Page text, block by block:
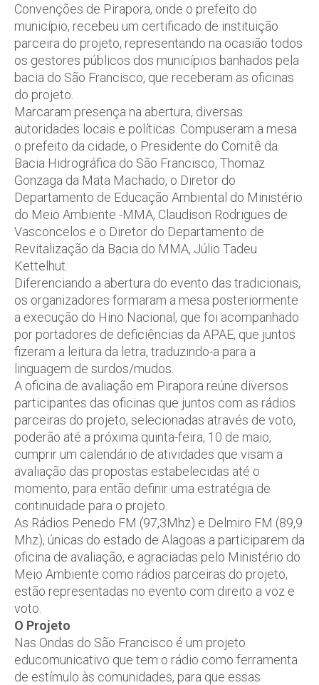
Convenções de Pirapora, onde o prefeito do
município, recebeu um certificado de instituição
parceira do projeto, representando na ocasião todos
os gestores públicos dos municípios banhados pela
bacia do São Francisco, que receberam as oficinas
do projeto.
Marcaram presença na abertura, diversas
autoridades locais e políticas. Compuseram a mesa
o prefeito da cidade, o Presidente do Comitê da
Bacia Hidrográfica do São Francisco, Thomaz
Gonzaga da Mata Machado, o Diretor do
Departamento de Educação Ambiental do Ministério
do Meio Ambiente -MMA, Claudison Rodrigues de
Vasconcelos e o Diretor do Departamento de
Revitalização da Bacia do MMA, Júlio Tadeu
Kettelhut.
Diferenciando a abertura do evento das tradicionais,
os organizadores formaram a mesa posteriormente
a execução do Hino Nacional, que foi acompanhado
por portadores de deficiências da APAE, que juntos
fizeram a leitura da letra, traduzindo-a para a
linguagem de surdos/mudos.
A oficina de avaliação em Pirapora reúne diversos
participantes das oficinas que juntos com as rádios
parceiras do projeto, selecionadas através de voto,
poderão até a próxima quinta-feira, 10 de maio,
cumprir um calendário de atividades que visam a
avaliação das propostas estabelecidas até o
momento, para então definir uma estratégia de
continuidade para o projeto.
As Rádios Penedo FM (97,3Mhz) e Delmiro FM (89,9
Mhz), únicas do estado de Alagoas a participarem da
oficina de avaliação, e agraciadas pelo Ministério do
Meio Ambiente como rádios parceiras do projeto,
estão representadas no evento com direito a voz e
voto.
O Projeto
Nas Ondas do São Francisco é um projeto
educomunicativo que tem o rádio como ferramenta
de estímulo às comunidades, para que essas